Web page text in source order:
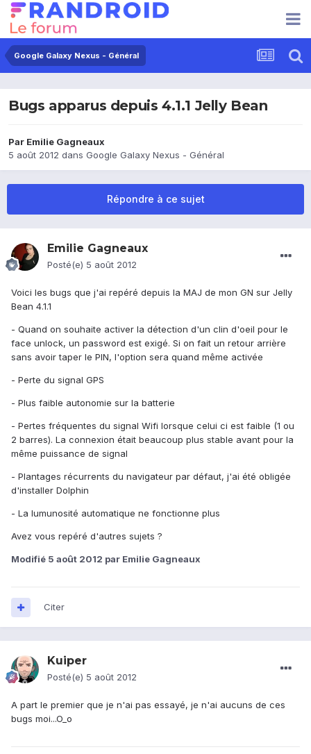
Google Galaxy Nexus - Général
Bugs apparus depuis 4.1.1 Jelly Bean
Par Emilie Gagneaux
5 août 2012 dans Google Galaxy Nexus - Général
Répondre à ce sujet
Emilie Gagneaux
Posté(e) 5 août 2012
Voici les bugs que j'ai repéré depuis la MAJ de mon GN sur Jelly
Bean 4.1.1
- Quand on souhaite activer la détection d'un clin d'oeil pour le
face unlock, un password est exigé. Si on fait un retour arrière
sans avoir taper le PIN, l'option sera quand même activée
- Perte du signal GPS
- Plus faible autonomie sur la batterie
- Pertes fréquentes du signal Wifi lorsque celui ci est faible (1 ou
2 barres). La connexion était beaucoup plus stable avant pour la
même puissance de signal
- Plantages récurrents du navigateur par défaut, j'ai été obligée
d'installer Dolphin
- La lumunosité automatique ne fonctionne plus
Avez vous repéré d'autres sujets ?
Modifié 5 août 2012 par Emilie Gagneaux
Citer
Kuiper
Posté(e) 5 août 2012
A part le premier que je n'ai pas essayé, je n'ai aucuns de ces
bugs moi...O_o